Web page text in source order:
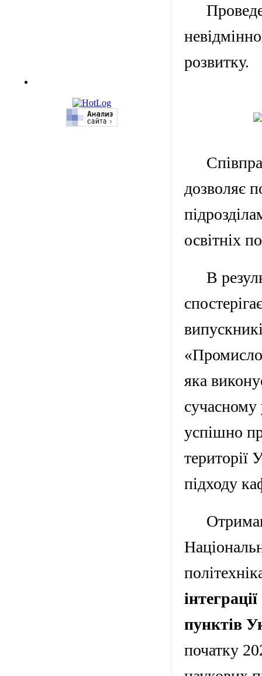
розвитку.
дозволяє
освітніх
В
яка
сучасному
успішно
території
підходу
пунктів
початку